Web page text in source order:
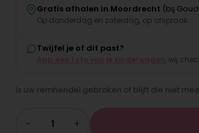
Gratis afhalen in Moordrecht (bij
Op donderdag en zaterdag, op afspraak
Twijfel je of dit past?
, wij
Is uw remhendel gebroken of blijft die niet
− +